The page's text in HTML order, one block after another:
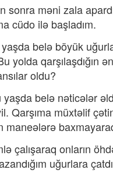
sonra məni zala
cüdo ilə başladım.
belə böyük
yolda qarşılaşdığın
oldu?
yaşda belə nəticələr
Qarşıma müxtəlif
maneələrə
çalışaraq onların
uğurlara